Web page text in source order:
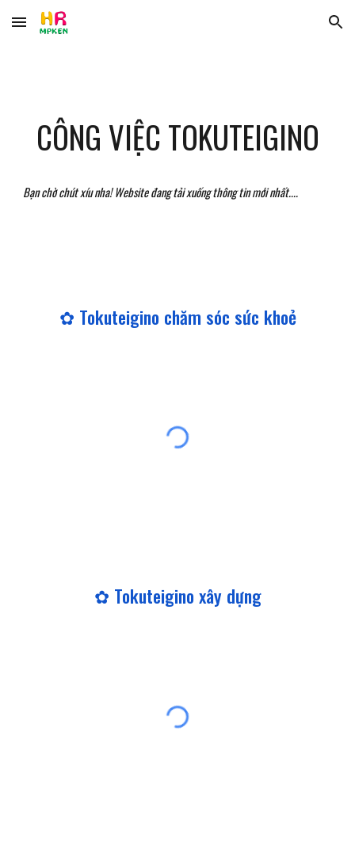
Skip to main content Skip to navigation
CÔNG VIỆC TOKUTEIGINO
Bạn chờ chút xíu nha! Website đang tải xuống thông tin mới nhất....
✿ Tokuteigino chăm sóc sức khoẻ
✿ Tokuteigino xây dựng